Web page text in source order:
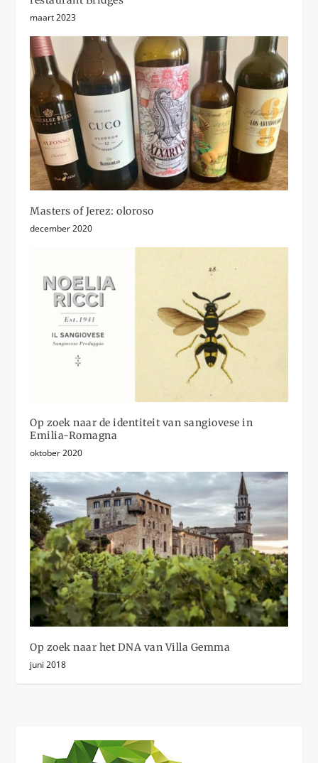
maart 2023
Masters of Jerez: oloroso
december 2020
Op zoek naar de identiteit van sangiovese in
Emilia-Romagna
oktober 2020
Op zoek naar het DNA van Villa Gemma
juni 2018